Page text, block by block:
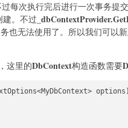
每次执行完后进行一次事务提
建。不过
也无法使用了。所以我们可以
这里的DbContext构造函数需要
options)